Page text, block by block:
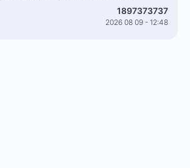
1897373737
2026 08 09 - 12:48